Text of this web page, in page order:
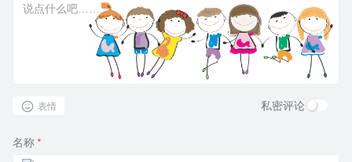
表情 私密评论
名称 *